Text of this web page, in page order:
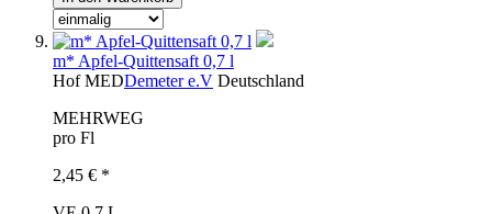
m* Apfel-Quittensaft 0,7 l
Hof MEDDemeter e.V Deutschland
MEHRWEG
pro Fl
2,45 € *